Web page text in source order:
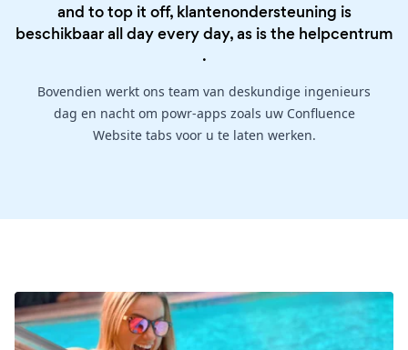
and to top it off, klantenondersteuning is
beschikbaar all day every day, as is the helpcentrum
.
Bovendien werkt ons team van deskundige ingenieurs
dag en nacht om powr-apps zoals uw Confluence
Website tabs voor u te laten werken.